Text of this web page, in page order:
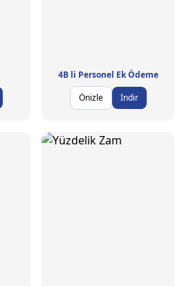
4B li Personel Ek Ödeme
Önizle
İndir